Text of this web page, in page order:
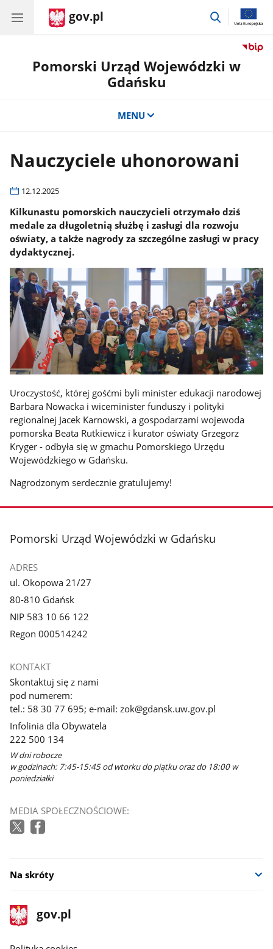
gov.pl
przejdź
Pomorski Urząd Wojewódzki w
Gdańsku
MENU
Nauczyciele uhonorowani
12.12.2025
Kilkunastu pomorskich nauczycieli otrzymało dziś
medale za długoletnią służbę i zasługi dla rozwoju
oświaty, a także nagrody za szczególne zasługi w pracy
dydaktycznej.
Uroczystość, której gośćmi byli minister edukacji narodowej
Barbara Nowacka i wiceminister funduszy i polityki
regionalnej Jacek Karnowski, a gospodarzami wojewoda
pomorska Beata Rutkiewicz i kurator oświaty Grzegorz
Kryger - odbyła się w gmachu Pomorskiego Urzędu
Wojewódzkiego w Gdańsku.
Nagrodzonym serdecznie gratulujemy!
stopka
Pomorski Urząd Wojewódzki w Gdańsku
ADRES
ul. Okopowa 21/27
80-810 Gdańsk
NIP 583 10 66 122
Regon 000514242
KONTAKT
Skontaktuj się z nami
pod numerem:
tel.: 58 30 77 695; e-mail: zok@gdansk.uw.gov.pl
Infolinia dla Obywatela
222 500 134
W dni robocze
w godzinach: 7:45-15:45 od wtorku do piątku oraz do 18:00 w
poniedziałki
MEDIA SPOŁECZNOŚCIOWE:
Na skróty
stopka
gov.pl
Strona
gov.pl